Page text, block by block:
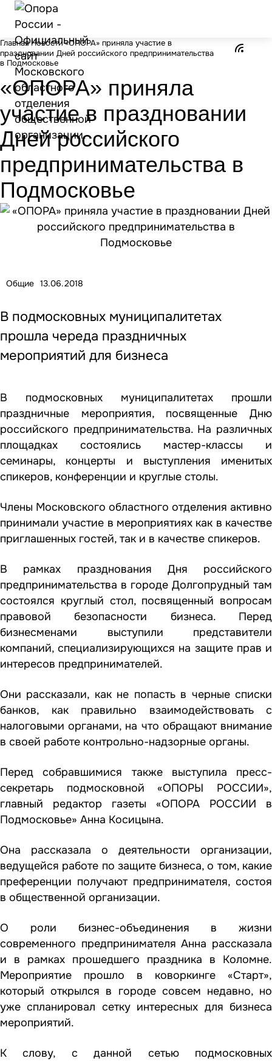
Главная Новости «ОПОРА» приняла участие в
праздновании Дней российского предпринимательства
в Подмосковье
«ОПОРА» приняла
участие в праздновании
Дней российского
предпринимательства в
Подмосковье
Общие 13.06.2018
В подмосковных муниципалитетах
прошла череда праздничных
мероприятий для бизнеса
В подмосковных муниципалитетах прошли
праздничные мероприятия, посвященные Дню
российского предпринимательства. На различных
площадках состоялись мастер-классы и
семинары, концерты и выступления именитых
спикеров, конференции и круглые столы.
Члены Московского областного отделения активно
принимали участие в мероприятиях как в качестве
приглашенных гостей, так и в качестве спикеров.
В рамках празднования Дня российского
предпринимательства в городе Долгопрудный там
состоялся круглый стол, посвященный вопросам
правовой безопасности бизнеса. Перед
бизнесменами выступили представители
компаний, специализирующихся на защите прав и
интересов предпринимателей.
Они рассказали, как не попасть в черные списки
банков, как правильно взаимодействовать с
налоговыми органами, на что обращают внимание
в своей работе контрольно-надзорные органы.
Перед собравшимися также выступила пресс-
секретарь подмосковной «ОПОРЫ РОССИИ»,
главный редактор газеты «ОПОРА РОССИИ в
Подмосковье» Анна Косицына.
Она рассказала о деятельности организации,
ведущейся работе по защите бизнеса, о том, какие
преференции получают предпринимателя, состоя
в общественной организации.
О роли бизнес-объединения в жизни
современного предпринимателя Анна рассказала
и в рамках прошедшего праздника в Коломне.
Мероприятие прошло в коворкинге «Старт»,
который открылся в городе совсем недавно, но
уже спланировал сетку интересных для бизнеса
мероприятий.
К слову, с данной сетью подмосковных